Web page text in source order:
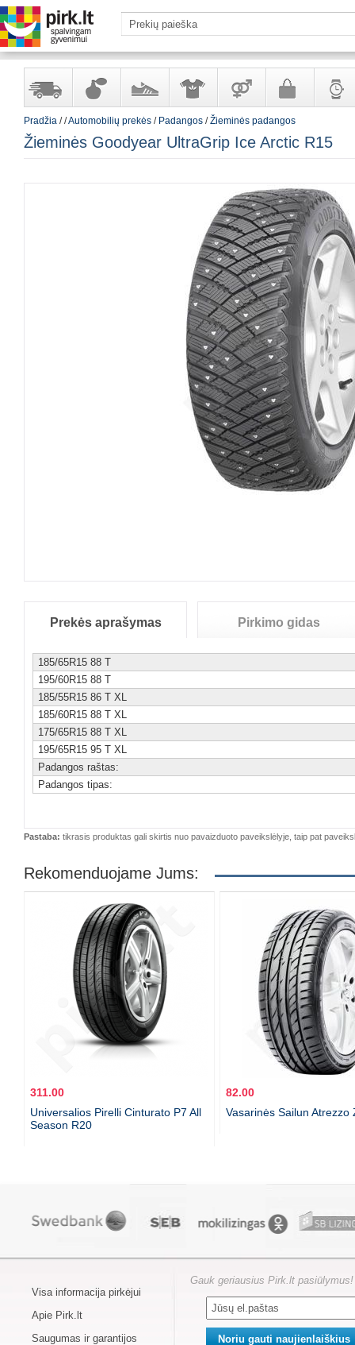
Yra
sandėlyje
ir
kosmetika
ir
aksesuarai
suaugusiems
ir
Pradžia //Automobilių prekės / Padangos /Žieminės padangos
Žieminės Goodyear UltraGrip Ice Arctic R15
Prekės aprašymas Pirkimo gidas
185/65R15 88 T
195/60R15 88 T
185/55R15 86 T XL
185/60R15 88 T XL
175/65R15 88 T XL
195/65R15 95 T XL
Padangos raštas:
Padangos tipas:
Pastaba: tikrasis produktas gali skirtis nuo pavaizduoto paveikslėlyje, taip pat
Rekomenduojame Jums:
311.00
Universalios Pirelli Cinturato P7 All
Season R20
82.00
Vasarinės Sailun Atrezzo
Visa informacija pirkėjui
Apie Pirk.lt
Saugumas ir garantijos
Gauk geriausius Pirk.lt pasiūlymus!